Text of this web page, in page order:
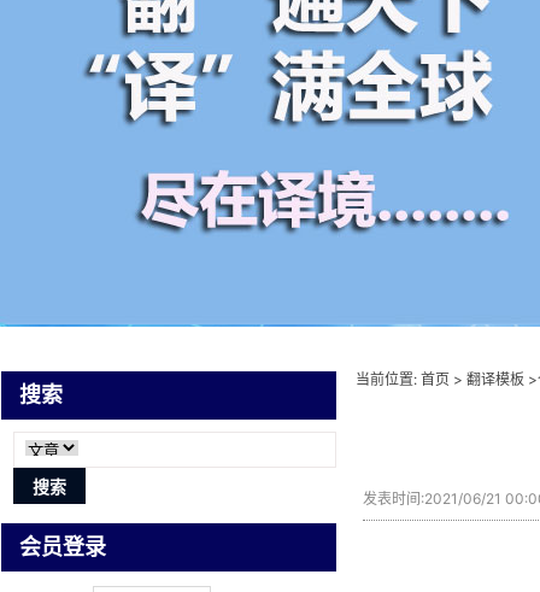
搜索
会员登录
当前位置: 首页 > 翻译模板
发表时间:2021/06/21